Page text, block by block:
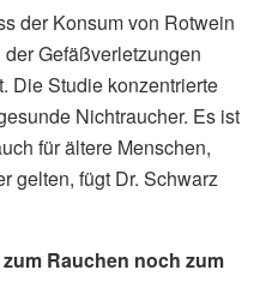
der Konsum von Rotwein
Gefäßverletzungen
Die Studie konzentrierte
Nichtraucher. Es ist
für ältere Menschen,
gelten, fügt Dr. Schwarz
Rauchen noch zum